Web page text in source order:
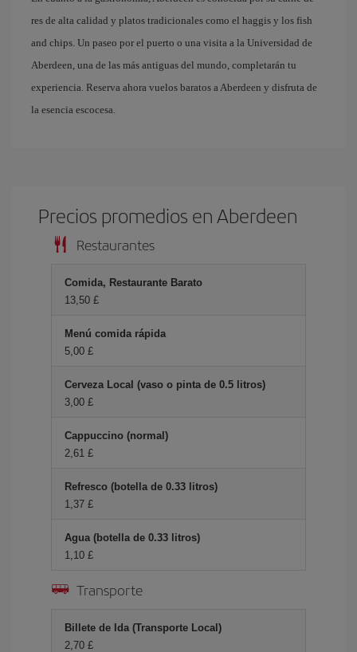
res de alta calidad y platos tradicionales como el haggis y los fish
and chips. Un paseo por el puerto o una visita a la Universidad de
Aberdeen, una de las más antiguas del mundo, completarán tu
experiencia. Reserva ahora vuelos baratos a Aberdeen y disfruta de
la esencia escocesa.
Precios promedios en Aberdeen
Restaurantes
Comida, Restaurante Barato
13,50 £
Menú comida rápida
5,00 £
Cerveza Local (vaso o pinta de 0.5 litros)
3,00 £
Cappuccino (normal)
2,61 £
Refresco (botella de 0.33 litros)
1,37 £
Agua (botella de 0.33 litros)
1,10 £
Transporte
Billete de Ida (Transporte Local)
2,70 £